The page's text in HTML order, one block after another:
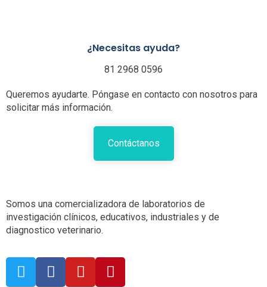
¿Necesitas ayuda?
81 2968 0596
Queremos ayudarte. Póngase en contacto con nosotros para
solicitar más información.
Contáctanos
Somos una comercializadora de laboratorios de
investigación clínicos, educativos, industriales y de
diagnostico veterinario.